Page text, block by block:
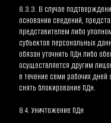
8.3.3. В случае
основании сведений,
представителем либо
субъектов персональных
обязан уточнить ПДн либо
осуществляется другим
в течение семи рабочих
снять блокирование ПДн.
8.4. Уничтожение ПДн